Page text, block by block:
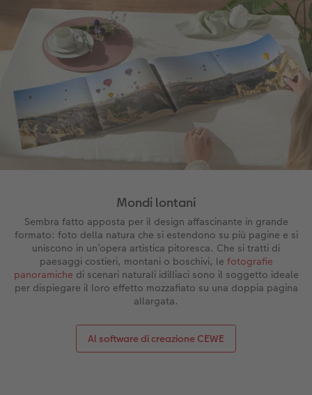
Mondi lontani
Sembra fatto apposta per il design affascinante in grande
formato: foto della natura che si estendono su più pagine e si
uniscono in un’opera artistica pitoresca. Che si tratti di
paesaggi costieri, montani o boschivi, le fotografie
panoramiche di scenari naturali idilliaci sono il soggetto ideale
per dispiegare il loro effetto mozzafiato su una doppia pagina
allargata.
Al software di creazione CEWE